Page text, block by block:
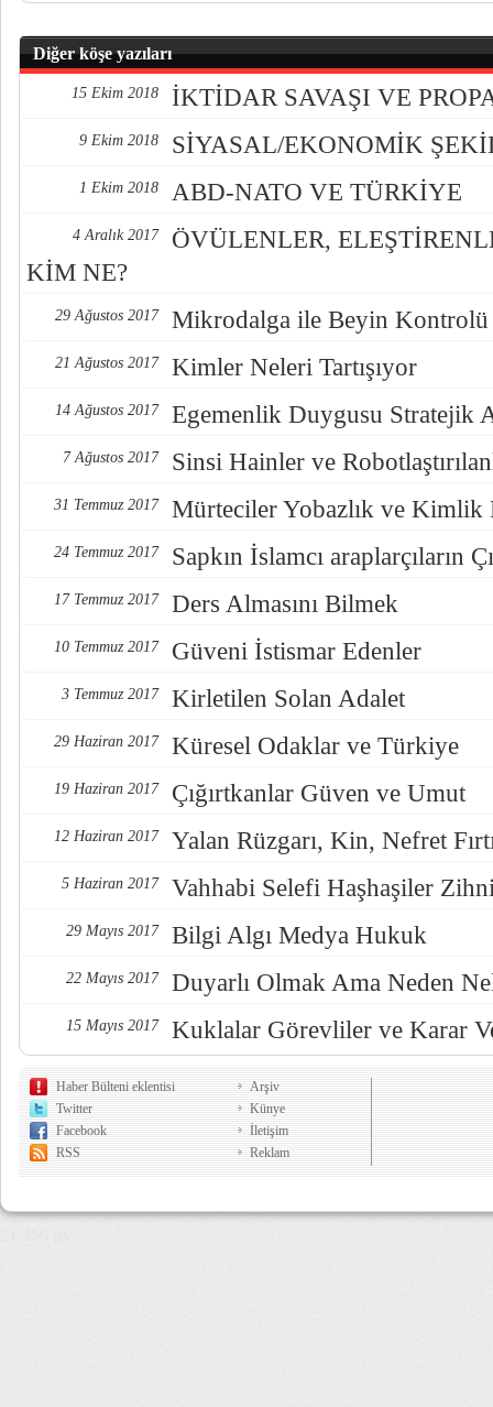
Diğer köşe yazıları
15 Ekim 2018 İKTİDAR SAVAŞI VE
9 Ekim 2018 SİYASAL/EKONOMİK
1 Ekim 2018 ABD-NATO VE TÜRKİYE
4 Aralık 2017
ÖVÜLENLER,
KİM NE?
29 Ağustos 2017 Mikrodalga ile Beyin Kontrolü
21 Ağustos 2017 Kimler Neleri Tartışıyor
14 Ağustos 2017 Egemenlik Duygusu Stratejik
7 Ağustos 2017 Sinsi Hainler ve
31 Temmuz 2017 Mürteciler Yobazlık ve Kimlik
24 Temmuz 2017 Sapkın İslamcı araplarçıların
17 Temmuz 2017 Ders Almasını Bilmek
10 Temmuz 2017 Güveni İstismar Edenler
3 Temmuz 2017 Kirletilen Solan Adalet
29 Haziran 2017 Küresel Odaklar ve Türkiye
19 Haziran 2017 Çığırtkanlar Güven ve Umut
12 Haziran 2017 Yalan Rüzgarı, Kin, Nefret
5 Haziran 2017 Vahhabi Selefi Haşhaşiler
29 Mayıs 2017 Bilgi Algı Medya Hukuk
22 Mayıs 2017 Duyarlı Olmak Ama Neden
15 Mayıs 2017 Kuklalar Görevliler ve Karar
Haber Bülteni eklentisi
Twitter
Facebook
RSS
Arşiv
Künye
İletişim
Reklam